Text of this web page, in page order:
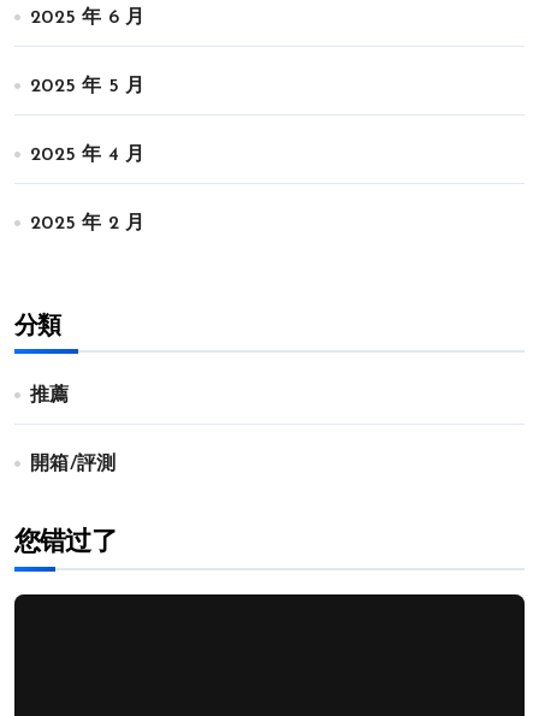
2025 年 6 月
2025 年 5 月
2025 年 4 月
2025 年 2 月
分類
推薦
開箱/評測
您错过了